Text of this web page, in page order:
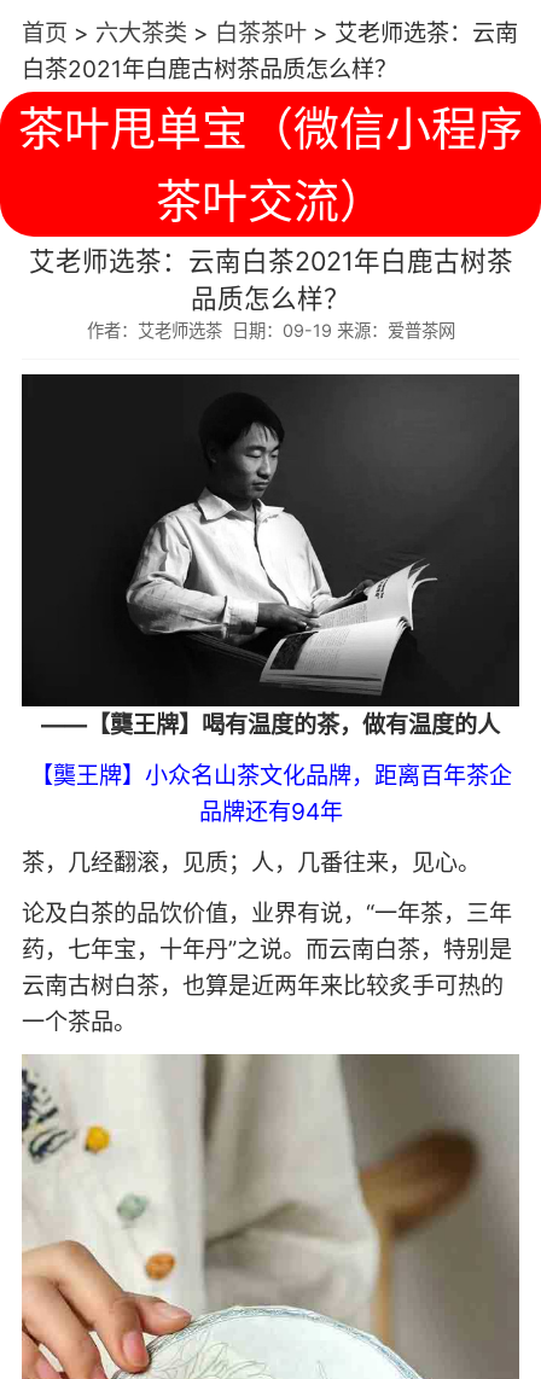
首页 > 六大茶类 > 白茶茶叶> 艾老师选茶：云南
白茶2021年白鹿古树茶品质怎么样？
茶叶甩单宝（微信小程序
茶叶交流）
艾老师选茶：云南白茶2021年白鹿古树茶
品质怎么样？
作者：艾老师选茶 日期：09-19 来源：爱普茶网
——【龑王牌】喝有温度的茶，做有温度的人
【龑王牌】小众名山茶文化品牌，距离百年茶企
品牌还有94年
茶，几经翻滚，见质；人，几番往来，见心。
论及白茶的品饮价值，业界有说，“一年茶，三年
药，七年宝，十年丹”之说。而云南白茶，特别是
云南古树白茶，也算是近两年来比较炙手可热的
一个茶品。